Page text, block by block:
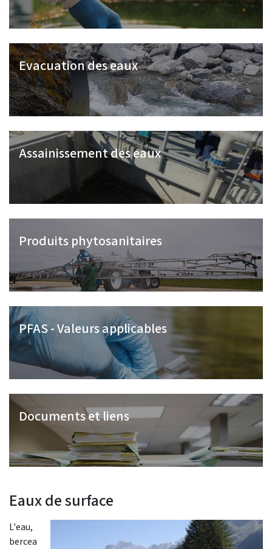
Evacuation des eaux
Assainissement des eaux
Produits phytosanitaires
PFAS - Valeurs applicables
Documents et liens
Eaux de surface
L'eau,
bercea